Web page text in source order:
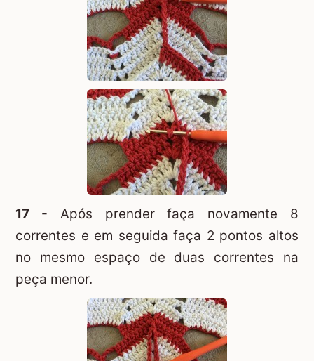
17 - Após prender faça novamente 8
correntes e em seguida faça 2 pontos altos
no mesmo espaço de duas correntes na
peça menor.